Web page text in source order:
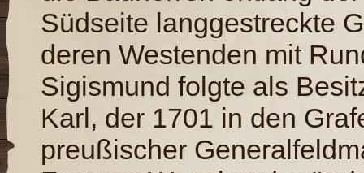
Südseite langgestreckte
deren Westenden mit
Sigismund folgte als
Karl, der 1701 in den
preußischer